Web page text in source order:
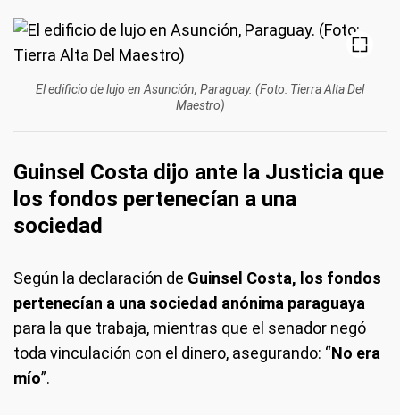
El edificio de lujo en Asunción, Paraguay. (Foto: Tierra Alta Del
Maestro)
Guinsel Costa dijo ante la Justicia que
los fondos pertenecían a una
sociedad
Según la declaración de Guinsel Costa, los fondos
pertenecían a una sociedad anónima paraguaya
para la que trabaja, mientras que el senador negó
toda vinculación con el dinero, asegurando: “No era
mío”.